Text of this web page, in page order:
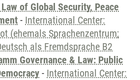
of Global Security, Peace
- International Center:
(ehemals Sprachenzentrum;
als Fremdsprache B2
Governance & Law: Public
- International Center: